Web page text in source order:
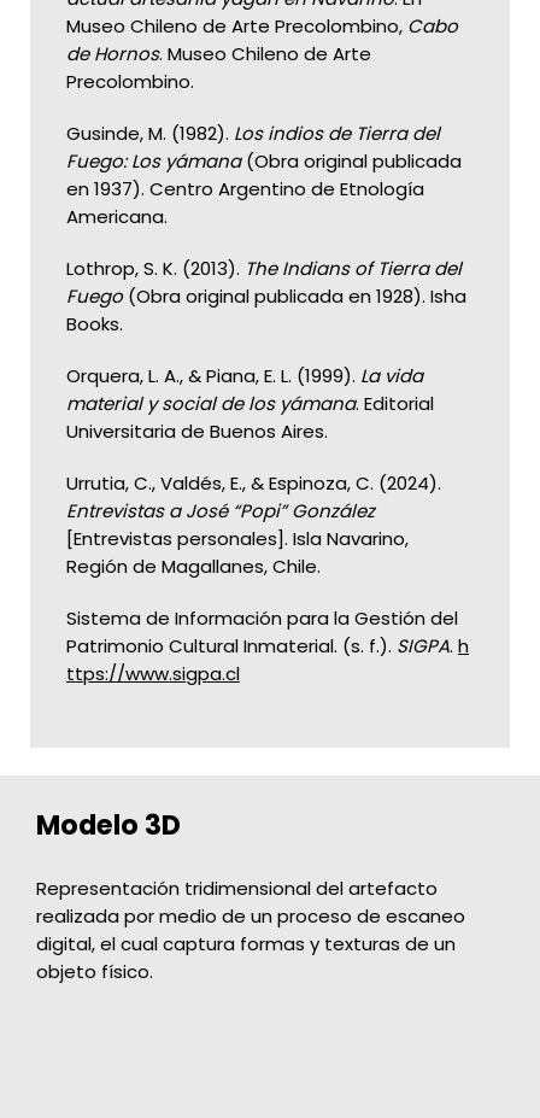
Museo Chileno de Arte Precolombino, Cabo
de Hornos. Museo Chileno de Arte
Precolombino.
Gusinde, M. (1982). Los indios de Tierra del
Fuego: Los yámana(Obra original publicada
en 1937). Centro Argentino de Etnología
Americana.
Lothrop, S. K. (2013). The Indians of Tierra del
Fuego(Obra original publicada en 1928). Isha
Books.
Orquera, L. A., & Piana, E. L. (1999). La vida
material y social de los yámana. Editorial
Universitaria de Buenos Aires.
Urrutia, C., Valdés, E., & Espinoza, C. (2024).
Entrevistas a José “Popi” González
[Entrevistas personales]. Isla Navarino,
Región de Magallanes, Chile.
Sistema de Información para la Gestión del
Patrimonio Cultural Inmaterial. (s. f.). SIGPA. h
ttps://www.sigpa.cl
Modelo 3D
Representación tridimensional del artefacto
realizada por medio de un proceso de escaneo
digital, el cual captura formas y texturas de un
objeto físico.